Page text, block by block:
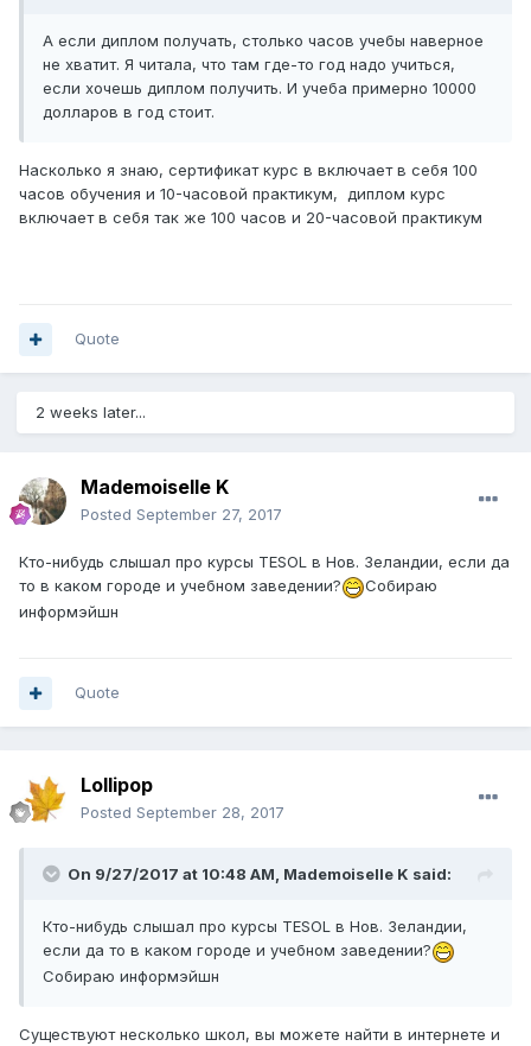
А если диплом получать, столько часов учебы наверное
не хватит. Я читала, что там где-то год надо учиться,
если хочешь диплом получить. И учеба примерно 10000
долларов в год стоит.
Насколько я знаю, сертификат курс в включает в себя 100
часов обучения и 10-часовой практикум, диплом курс
включает в себя так же 100 часов и 20-часовой практикум
Quote
2 weeks later...
Mademoiselle K
Posted September 27, 2017
Кто-нибудь слышал про курсы TESOL в Нов. Зеландии, если да
то в каком городе и учебном заведении?
Собираю
информэйшн
Quote
Lollipop
Posted September 28, 2017
On 9/27/2017 at 10:48 AM, Mademoiselle K said:
Кто-нибудь слышал про курсы TESOL в Нов. Зеландии,
если да то в каком городе и учебном заведении?
Собираю информэйшн
Существуют несколько школ, вы можете найти в интернете и